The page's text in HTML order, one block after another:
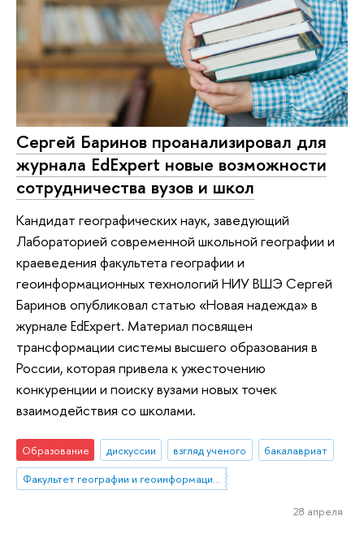
Сергей Баринов проанализировал для
журнала EdExpert новые возможности
сотрудничества вузов и школ
Кандидат географических наук, заведующий
Лабораторией современной школьной географии и
краеведения факультета географии и
геоинформационных технологий НИУ ВШЭ Сергей
Баринов опубликовал статью «Новая надежда» в
журнале EdExpert. Материал посвящен
трансформации системы высшего образования в
России, которая привела к ужесточению
конкуренции и поиску вузами новых точек
взаимодействия со школами.
Образование дискуссии взгляд ученого
бакалавриат
Факультет географии и геоинформационных технологий
28 апреля